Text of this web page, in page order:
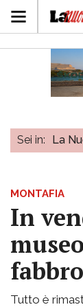
Sei in: La
MONTAFIA
In
Tutto è